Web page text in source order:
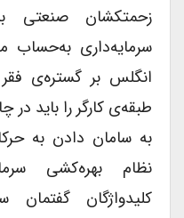
زحمتکشان صنعتی
سرمایه‌داری به‌حساب
انگلس بر گستره‌ی
طبقه‌ی کارگر را باید در
به سامان دادن به
نظام بهره‌کشی
کلیدواژگان گفتمان